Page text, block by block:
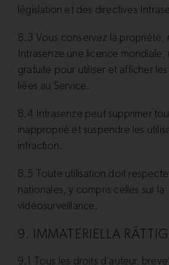
législation et des directives
8.3 Vous conservez la propriété,
Intrasenze une licence
gratuite pour utiliser et afficher
liées au Service.
8.4 Intrasenze peut supprimer
inapproprié et suspendre les
infraction.
8.5 Toute utilisation doit
nationales, y compris celles sur la
vidéosurveillance.
9. IMMATERIELLA
9.1 Tous les droits d’auteur,